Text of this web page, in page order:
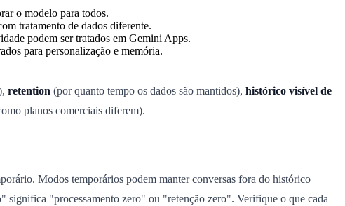
o modelo para todos.
tratamento de dados diferente.
podem ser tratados em Gemini Apps.
para personalização e memória.
retention (por quanto tempo os dados são mantidos), histórico visível de
planos comerciais diferem).
Modos temporários podem manter conversas fora do histórico
significa "processamento zero" ou "retenção zero". Verifique o que cada